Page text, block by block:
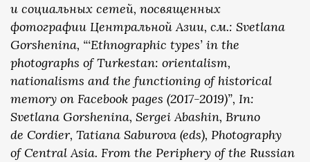
и социальных сетей, посвященных
фотографии Центральной Азии, см.: Svetlana
Gorshenina, “‘Ethnographic types’ in the
photographs of Turkestan: orientalism,
nationalisms and the functioning of historical
memory on Facebook pages (2017-2019)”, In:
Svetlana Gorshenina, Sergei Abashin, Bruno
de Cordier, Tatiana Saburova (eds), Photography
of Central Asia. From the Periphery of the Russian